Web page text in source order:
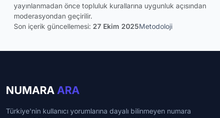
yayınlanmadan önce topluluk kurallarına uygunluk açısından
moderasyondan geçirilir.
Son içerik güncellemesi: 27 Ekim 2025Metodoloji
NUMARA ARA
Türkiye'nin kullanıcı yorumlarına dayalı bilinmeyen numara